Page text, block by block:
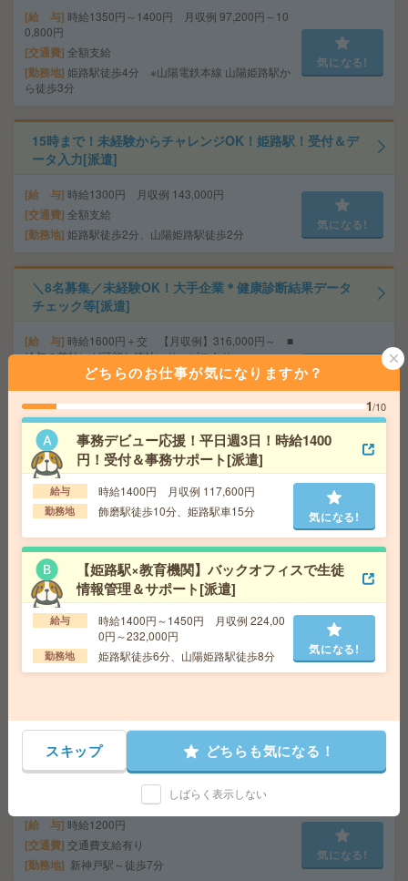
給 与 時給1350円～1400円 月収例 97,200円～10
0,800円
交通費 全額支給
勤務地 姫路駅徒歩4分 ※山陽電鉄本線 山陽姫路駅か
ら徒歩3分
気になる!
15時まで！未経験からチャレンジOK！姫路駅！受付＆デ
ータ入力[派遣]
給 与 時給1300円 月収例 143,000円
交通費 全額支給
勤務地 姫路駅徒歩2分、山陽姫路駅徒歩2分
気になる!
＼8名募集／未経験OK！大手企業＊健康診断結果データ
チェック等[派遣]
給 与 時給1600円＋交 【月収例】316,000円～ ■
給与の前払いが可能な速払いサービスあり
交通費支給あり
勤務地 大阪府大阪市中央区 大阪メトロ御堂筋線 心
斎橋駅徒歩7分、大阪メトロ御堂筋線 本町駅徒歩7分
【高時給1730円】未経験OK＊残業なし！データ入力やチ
ャット返信対応など[派遣]
給 与 時給1730円＋交 ■給与の前払いが可能な速
交通費 交通費支給あり
勤務地
大阪府大阪市北区 大阪メトロ四つ橋線 西梅
田駅徒歩4分、大阪環状線 大阪駅徒歩7分
気になる!
座り仕事！給与即払いOK！高時給！データ入力、品質検
査[派遣]
勤務地 南公園駅～徒歩7分 ※送迎有り
気になる!
平日休み！日勤のお仕事！袋詰め作業など[派遣]
給 与 時給1200円
交通費 交通費支給有り
勤務地 新神戸駅～徒歩7分
気になる!
どちらのお仕事が気になりますか？
1/10
事務デビュー応援！平日週3日！時給1400
円！受付＆事務サポート[派遣]
給与 時給1400円 月収例 117,600円
勤務地 飾磨駅徒歩10分、姫路駅車15分 気になる!
【姫路駅×教育機関】バックオフィスで生徒
情報管理＆サポート[派遣]
給与
時給1400円～1450円 月収例 224,00
0円～232,000円
勤務地 姫路駅徒歩6分、山陽姫路駅徒歩8分 気になる!
スキップ どちらも気になる！
しばらく表示しない